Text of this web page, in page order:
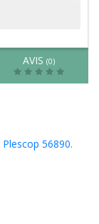
AVIS (0)
Plescop 56890.